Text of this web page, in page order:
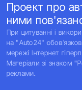
Проект про
ними
При цитуванні і
на "Auto24"
мережі Інтернет
Матеріали зі знаком
реклами.